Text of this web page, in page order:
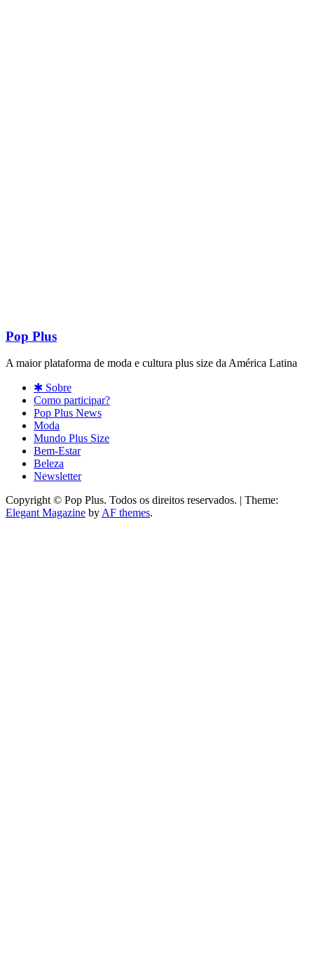
Pop Plus
A maior plataforma de moda e cultura plus size da América Latina
✱ Sobre
Como participar?
Pop Plus News
Moda
Mundo Plus Size
Bem-Estar
Beleza
Newsletter
Copyright © Pop Plus. Todos os direitos reservados. | Theme:
Elegant Magazine by AF themes.